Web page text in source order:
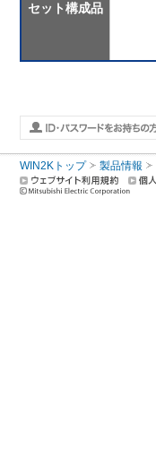
セット構成品
WIN2Kトップ 製品情報